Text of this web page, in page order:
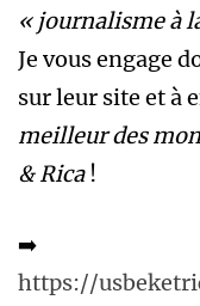
« journalisme à
Je vous engage
sur leur site et à
meilleur des
& Rica!
➡️
https://